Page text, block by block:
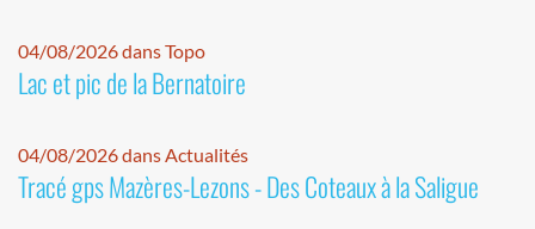
04/08/2026 dans Topo
Lac et pic de la Bernatoire
04/08/2026 dans Actualités
Tracé gps Mazères-Lezons - Des Coteaux à la Saligue